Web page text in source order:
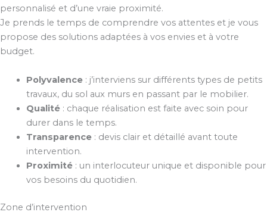
personnalisé et d’une vraie proximité.
Je prends le temps de comprendre vos attentes et je vous
propose des solutions adaptées à vos envies et à votre
budget.
Polyvalence: j’interviens sur différents types de petits
travaux, du sol aux murs en passant par le mobilier.
Qualité: chaque réalisation est faite avec soin pour
durer dans le temps.
Transparence: devis clair et détaillé avant toute
intervention.
Proximité: un interlocuteur unique et disponible pour
vos besoins du quotidien.
Zone d’intervention